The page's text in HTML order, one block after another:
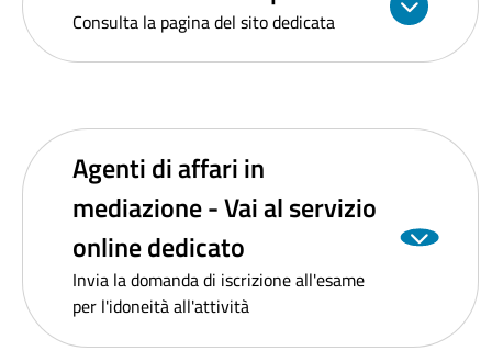
Consulta la pagina del sito dedicata
Agenti di affari in
mediazione - Vai al servizio
online dedicato
Invia la domanda di iscrizione all'esame
per l'idoneità all'attività